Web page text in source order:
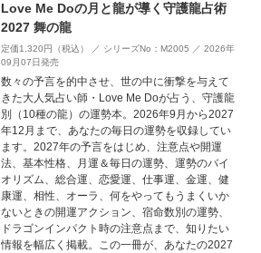
Love Me Doの月と龍が導く守護龍占術
2027 舞の龍
定価1,320円（税込） ／ シリーズNo：M2005 ／ 2026年
09月07日発売
数々の予言を的中させ、世の中に衝撃を与えて
きた大人気占い師・Love Me Doが占う、守護龍
別（10種の龍）の運勢本。2026年9月から2027
年12月まで、あなたの毎日の運勢を収録してい
ます。2027年の予言をはじめ、注意点や開運
法、基本性格、月運＆毎日の運勢、運勢のバイ
オリズム、総合運、恋愛運、仕事運、金運、健
康運、相性、オーラ、何をやってもうまくいか
ないときの開運アクション、宿命数別の運勢、
ドラゴンインパクト時の注意点まで、知りたい
情報を幅広く掲載。この一冊が、あなたの2027